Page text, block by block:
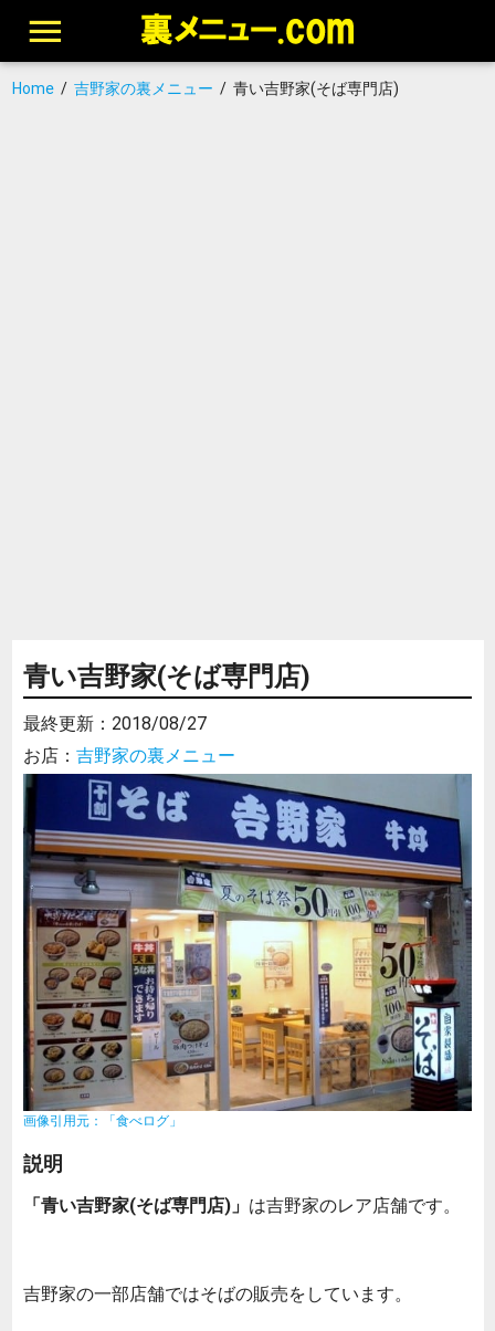
Home/ 吉野家の裏メニュー / 青い吉野家(そば専門店)
青い吉野家(そば専門店)
最終更新： 2018/08/27
お店： 吉野家の裏メニュー
画像引用元：「食べログ」
説明
「青い吉野家(そば専門店)」 は吉野家のレア店舗です。
吉野家の一部店舗ではそばの販売をしています。